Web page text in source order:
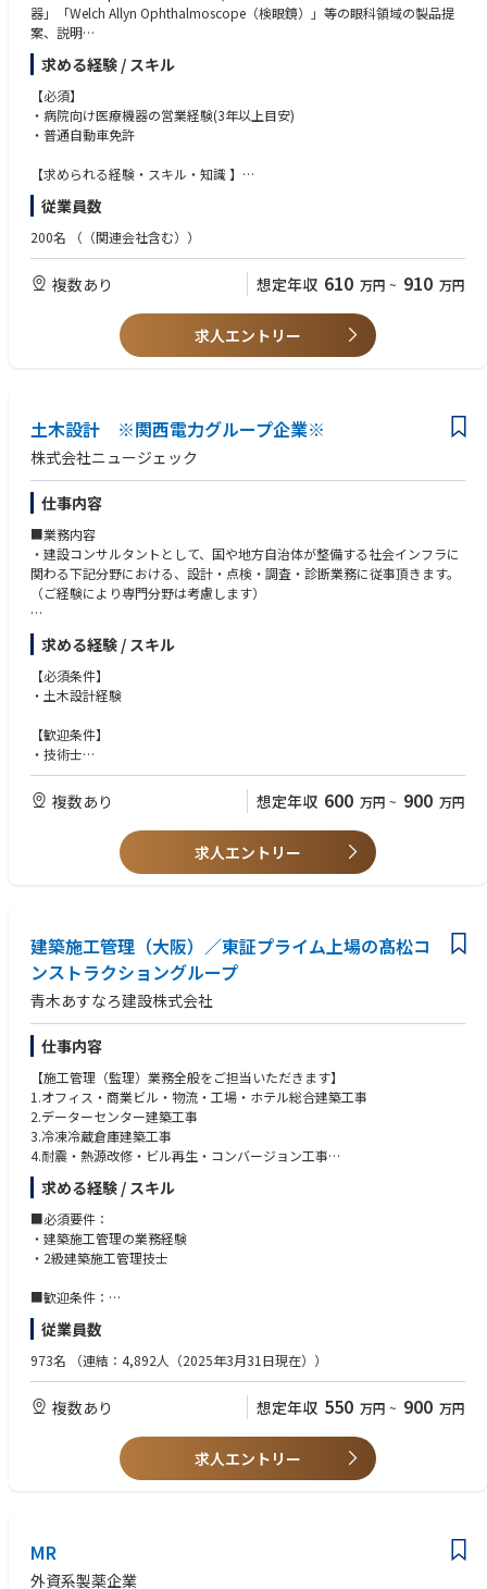
器」「Welch Allyn Ophthalmoscope（検眼鏡）」等の眼科領域の製品提
案、説明
■病院、代理店への提案活動の製品説明、デモ実施
・ 導入の提案および導入後の取り扱い説明
・ 採用施設へのフォローアップ（臨床評価や課題の収集など）
■代理店との関係構築・管理・販売施策の推進
ンペーンや販促資料の提供など）
・各エリアの代理店と情報共有をし新規開業時へ提案を行う。
・代理店の販売実績と活動状況の把握と管理
・代理店営業担当との同行訪問及び案件フォロー
・販売案件管理、需要予測、在庫調整
・Tech部門による顧客対応のサポート及びマーケティング部門との連携
・Baxterの病院向けケア・ポートフォリオを担い、手術室から病棟に至る
まで医療従事者を支援します。
・患者モニタリングシステム、心臓診断機器、身体診察・診断ツール、視
覚スクリーニング技術など、信頼性の高い製品群を取り扱っています。
・医療従事者が患者のベッドサイドで、安全かつ効率的なケアを提供でき
【募集エリア】
・関西～西日本エリア(出張あり)
※バスクタージャパン㈱で採用後、グループ企業(子会社)である「Welch A
llyn 社」へ出向となります。
求める経験 / スキル
【必須】
・病院向け医療機器の営業経験(3年以上目安)
・普通自動車免許
【求められる経験・スキル・知識 】
・眼科領域の経験があれば尚可
・交渉力、分析力、論理的思考力、課題抽出力、計画策定＆実行力
・コミュニケーションスキル、プレゼンテーションスキル
・エネルギッシュ且つ情熱的な方
従業員数
200名 （（関連会社含む））
複数あり 想定年収 610 万円 ~ 910 万円
求人エントリー
土木設計 ※関西電力グループ企業※
株式会社ニュージェック
仕事内容
■業務内容
・建設コンサルタントとして、国や地方自治体が整備する社会インフラに
関わる下記分野における、設計・点検・調査・診断業務に従事頂きます。
（ご経験により専門分野は考慮します）
■登録分野
河川分野、砂防分野、ダム分野、鉄構分野、道路分野、港湾・海岸分野、
上下水道分野、送配電分野、水力発電分野、地熱分野、地質分野
・勉強会や研究会、社外活動を積極的に進め、社員一人一人のスキル向上
に努めています。
博士等)
・業務（仕事）は、プロジェクトごとにチームを組んで対応します。当面
はベテラン技術者の設計補助から始めてもらうことになります。勤務は主
求める経験 / スキル
【必須条件】
・土木設計経験
【歓迎条件】
・技術士
・RCCM
・ビジネス対応可能な英語力
※仕事内容に記載の通り、土木設計の中の専門部門でご活躍頂ける環境が
複数あり 想定年収 600 万円 ~ 900 万円
求人エントリー
建築施工管理（大阪）／東証プライム上場の髙松コ
ンストラクショングループ
青木あすなろ建設株式会社
仕事内容
【施⼯管理（監理）業務全般をご担当いただきます】
1.オフィス・商業ビル・物流・⼯場・ホテル総合建築⼯事
2.データーセンター建築⼯事
3.冷凍冷蔵倉庫建築⼯事
4.耐震・熱源改修・ビル再生・コンバージョン⼯事
■具体的には
作業所における現場運営、⼯程管理、安全管理、原価管理等の業務を担当
していただきます。
現場への直⾏～直帰が多いです。現場付近に現場事務所を設置します。
⼯期：1〜2年が多いです。
◆◆◆ ここがポイント ◆◆◆
・施⼯計画、施⼯管理の本来の業務に特化できる新しい仕事の形を目指す
ゼネコンです。
（書類・写真・施⼯図・請求書管理は、事務及びBPOが担当）
求める経験 / スキル
■必須要件：
・建築施⼯管理の業務経験
・2級建築施⼯管理技⼠
■歓迎条件：
・1級建築施⼯管理技⼠
従業員数
973名 （連結：4,892人（2025年3月31日現在））
複数あり 想定年収 550 万円 ~ 900 万円
求人エントリー
MR
外資系製薬企業